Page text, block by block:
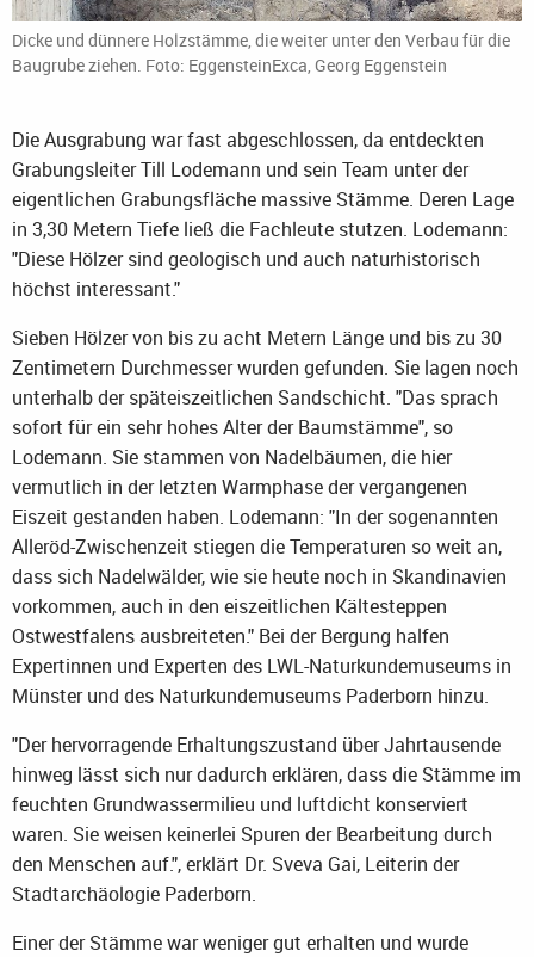
Dicke und dünnere Holzstämme, die weiter unter den Verbau für die
Baugrube ziehen. Foto: EggensteinExca, Georg Eggenstein
Die Ausgrabung war fast abgeschlossen, da entdeckten
Grabungsleiter Till Lodemann und sein Team unter der
eigentlichen Grabungsfläche massive Stämme. Deren Lage
in 3,30 Metern Tiefe ließ die Fachleute stutzen. Lodemann:
"Diese Hölzer sind geologisch und auch naturhistorisch
höchst interessant."
Sieben Hölzer von bis zu acht Metern Länge und bis zu 30
Zentimetern Durchmesser wurden gefunden. Sie lagen noch
unterhalb der späteiszeitlichen Sandschicht. "Das sprach
sofort für ein sehr hohes Alter der Baumstämme", so
Lodemann. Sie stammen von Nadelbäumen, die hier
vermutlich in der letzten Warmphase der vergangenen
Eiszeit gestanden haben. Lodemann: "In der sogenannten
Alleröd-Zwischenzeit stiegen die Temperaturen so weit an,
dass sich Nadelwälder, wie sie heute noch in Skandinavien
vorkommen, auch in den eiszeitlichen Kältesteppen
Ostwestfalens ausbreiteten." Bei der Bergung halfen
Expertinnen und Experten des LWL-Naturkundemuseums in
Münster und des Naturkundemuseums Paderborn hinzu.
"Der hervorragende Erhaltungszustand über Jahrtausende
hinweg lässt sich nur dadurch erklären, dass die Stämme im
feuchten Grundwassermilieu und luftdicht konserviert
waren. Sie weisen keinerlei Spuren der Bearbeitung durch
den Menschen auf.", erklärt Dr. Sveva Gai, Leiterin der
Stadtarchäologie Paderborn.
Einer der Stämme war weniger gut erhalten und wurde